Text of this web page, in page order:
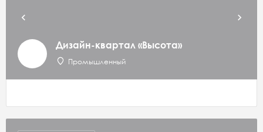
Дизайн-квартал «Высота»
Промышленный